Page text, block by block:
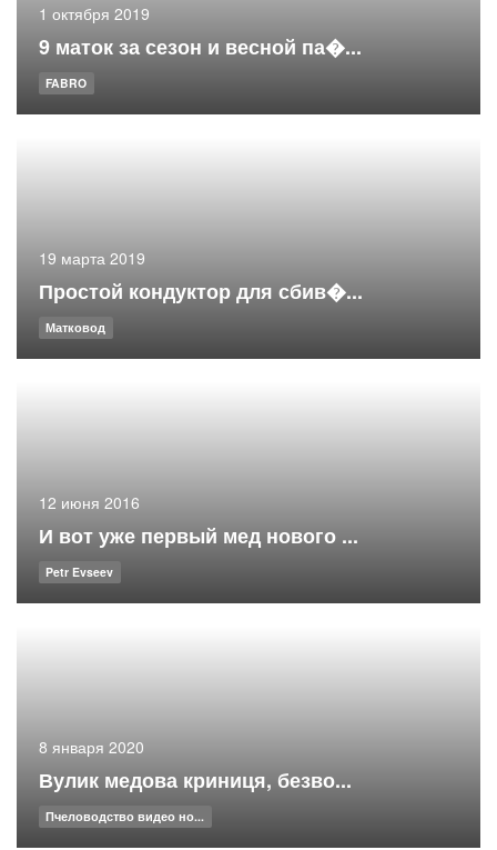
1 октября 2019
9 маток за сезон и весной па�...
FABRO
19 марта 2019
Простой кондуктор для сбив�...
Матковод
12 июня 2016
И вот уже первый мед нового ...
Petr Evseev
8 января 2020
Вулик медова криниця, безво...
Пчеловодство видео но...